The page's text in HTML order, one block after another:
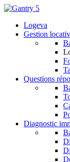
Logeva
Gestion
Questions
Diagnostic